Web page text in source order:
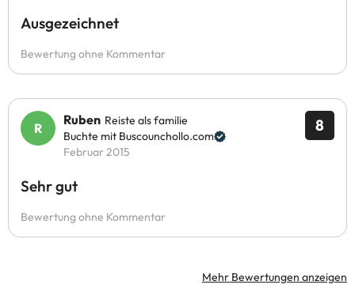
Ausgezeichnet
Bewertung ohne Kommentar
8
Ruben Reiste als familie
Buchte mit Buscounchollo.com
Februar 2015
Sehr gut
Bewertung ohne Kommentar
Mehr Bewertungen anzeigen